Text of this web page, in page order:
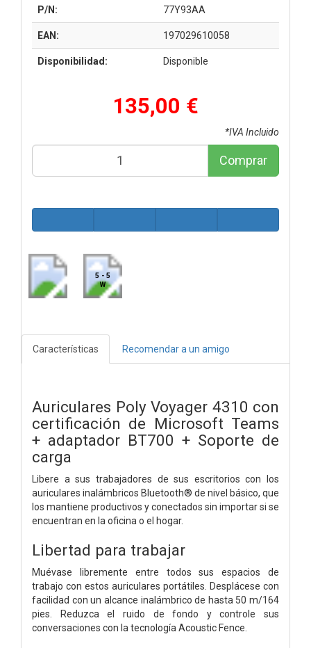
P/N: 77Y93AA
EAN: 197029610058
Disponibilidad: Disponible
135,00 €
*IVA Incluido
Comprar
5 - 5
W
Características Recomendar a un amigo
Auriculares Poly Voyager 4310 con
certificación de Microsoft Teams
+ adaptador BT700 + Soporte de
carga
Libere a sus trabajadores de sus escritorios con los
auriculares inalámbricos Bluetooth® de nivel básico, que
los mantiene productivos y conectados sin importar si se
encuentran en la oficina o el hogar.
Libertad para trabajar
Muévase libremente entre todos sus espacios de
trabajo con estos auriculares portátiles. Desplácese con
facilidad con un alcance inalámbrico de hasta 50 m/164
pies. Reduzca el ruido de fondo y controle sus
conversaciones con la tecnología Acoustic Fence.